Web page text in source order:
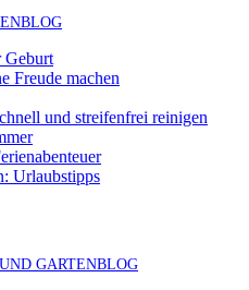
Geburt
Freude machen
und streifenfrei reinigen
Urlaubstipps
GARTENBLOG